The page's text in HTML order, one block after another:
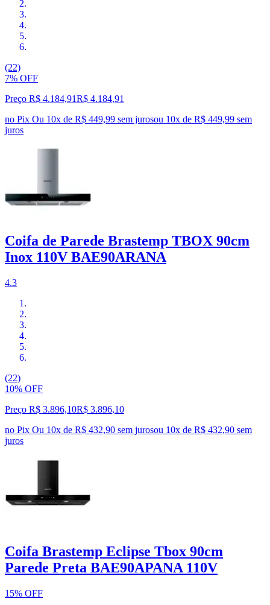
(22)
7% OFF
Preço R$ 4.184,91R$ 4.184,91
no Pix Ou 10x de R$ 449,99 sem jurosou 10x de R$ 449,99 sem
juros
Coifa de Parede Brastemp TBOX 90cm
Inox 110V BAE90ARANA
4.3
(22)
10% OFF
Preço R$ 3.896,10R$ 3.896,10
no Pix Ou 10x de R$ 432,90 sem jurosou 10x de R$ 432,90 sem
juros
Coifa Brastemp Eclipse Tbox 90cm
Parede Preta BAE90APANA 110V
15% OFF